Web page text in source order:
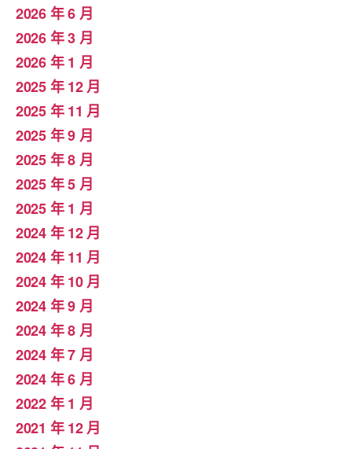
2026 年 6 月
2026 年 3 月
2026 年 1 月
2025 年 12 月
2025 年 11 月
2025 年 9 月
2025 年 8 月
2025 年 5 月
2025 年 1 月
2024 年 12 月
2024 年 11 月
2024 年 10 月
2024 年 9 月
2024 年 8 月
2024 年 7 月
2024 年 6 月
2022 年 1 月
2021 年 12 月